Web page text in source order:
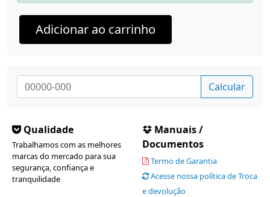
Adicionar ao carrinho
Calcular
Qualidade
Trabalhamos com as melhores
marcas do mercado para sua
segurança, confiança e
tranquilidade
Manuais /
Documentos
Termo de Garantia
Acesse nossa política de Troca
e devolução